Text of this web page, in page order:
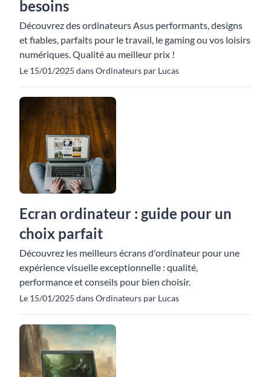
besoins
Découvrez des ordinateurs Asus performants, designs
et fiables, parfaits pour le travail, le gaming ou vos loisirs
numériques. Qualité au meilleur prix !
Le 15/01/2025 dans Ordinateurs par Lucas
Ecran ordinateur : guide pour un
choix parfait
Découvrez les meilleurs écrans d'ordinateur pour une
expérience visuelle exceptionnelle : qualité,
performance et conseils pour bien choisir.
Le 15/01/2025 dans Ordinateurs par Lucas